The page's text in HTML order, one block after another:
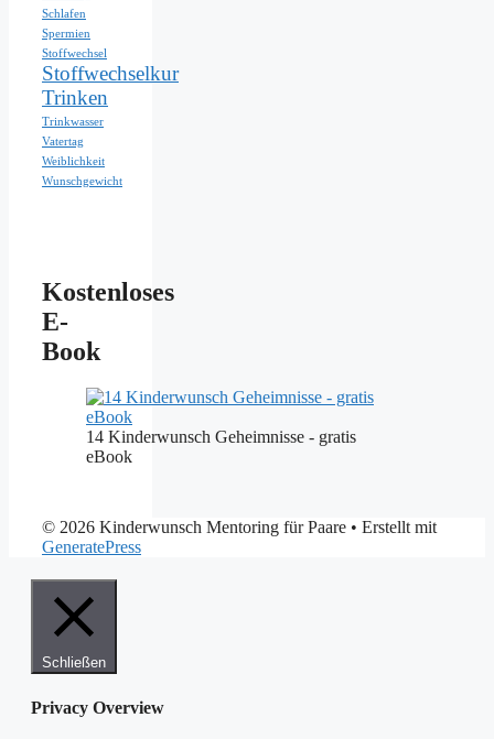
Schlafen
Spermien
Stoffwechsel
Stoffwechselkur
Trinken
Trinkwasser
Vatertag
Weiblichkeit
Wunschgewicht
Kostenloses
E-
Book
14 Kinderwunsch Geheimnisse - gratis
eBook
© 2026 Kinderwunsch Mentoring für Paare • Erstellt mit
GeneratePress
Schließen
Privacy Overview